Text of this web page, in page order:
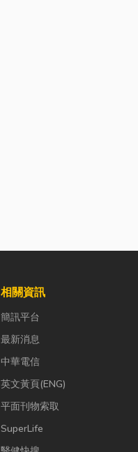
相關資訊
簡訊平台
最新消息
中華電信
英文黃頁(ENG)
平面刊物索取
SuperLife